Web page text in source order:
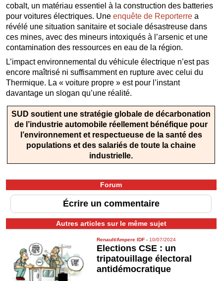
cobalt, un matériau essentiel à la construction des batteries
pour voitures électriques. Une enquête de Reporterrea
révélé une situation sanitaire et sociale désastreuse dans
ces mines, avec des mineurs intoxiqués à l’arsenic et une
contamination des ressources en eau de la région.
L’impact environnemental du véhicule électrique n’est pas
encore maîtrisé ni suffisamment en rupture avec celui du
Thermique. La « voiture propre » est pour l’instant
davantage un slogan qu’une réalité.
SUD soutient une stratégie globale de décarbonation
de l’industrie automobile réellement bénéfique pour
l’environnement et respectueuse de la santé des
populations et des salariés de toute la chaine
industrielle.
Forum
Écrire un commentaire
Autres articles sur le même sujet
Renault/Ampere IDF - 10/07/2024
Elections CSE : un
tripatouillage électoral
antidémocratique